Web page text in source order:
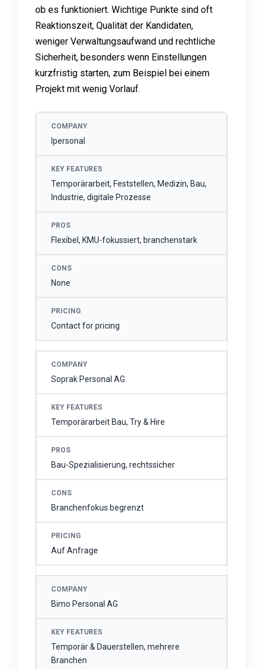
ob es funktioniert. Wichtige Punkte sind oft
Reaktionszeit, Qualität der Kandidaten,
weniger Verwaltungsaufwand und rechtliche
Sicherheit, besonders wenn Einstellungen
kurzfristig starten, zum Beispiel bei einem
Projekt mit wenig Vorlauf.
COMPANY
Ipersonal
Temporärarbeit, Feststellen, Medizin, Bau,
Industrie, digitale Prozesse
Flexibel, KMU-fokussiert, branchenstark
None
Contact for pricing
Soprak Personal AG
Temporärarbeit Bau, Try & Hire
Bau-Spezialisierung, rechtssicher
Branchenfokus begrenzt
Auf Anfrage
Bimo Personal AG
Temporär & Dauerstellen, mehrere
Branchen